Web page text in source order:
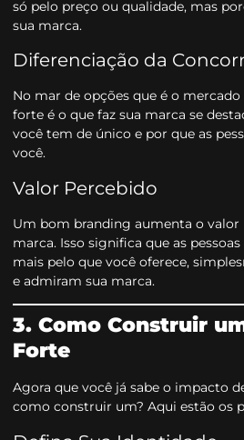
só pelo preço ou qualidade, mas
sua marca.
Diferenciação da
No mar de opções que é o
forte é o que faz sua marca se
você tem de único e por que as
você.
Valor Percebido
Um bom branding aumenta o valor
marca. Isso significa que as
mais pelo que você oferece,
e admiram sua marca.
3. Como Construir
Forte
Agora que você já sabe o impacto
como construir um? Aqui estão os